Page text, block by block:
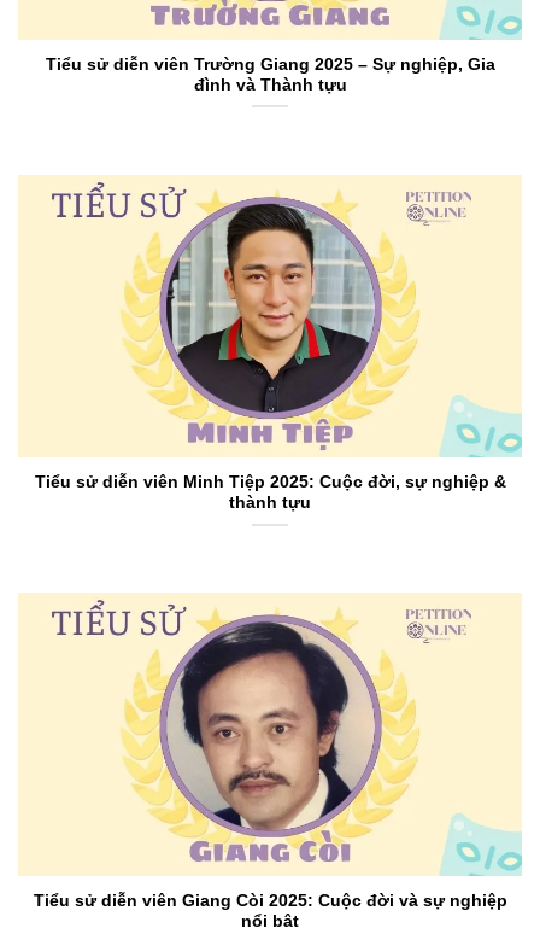
Tiểu sử diễn viên Trường Giang 2025 – Sự nghiệp, Gia
đình và Thành tựu
Tiểu sử diễn viên Minh Tiệp 2025: Cuộc đời, sự nghiệp &
thành tựu
Tiểu sử diễn viên Giang Còi 2025: Cuộc đời và sự nghiệp
nổi bật